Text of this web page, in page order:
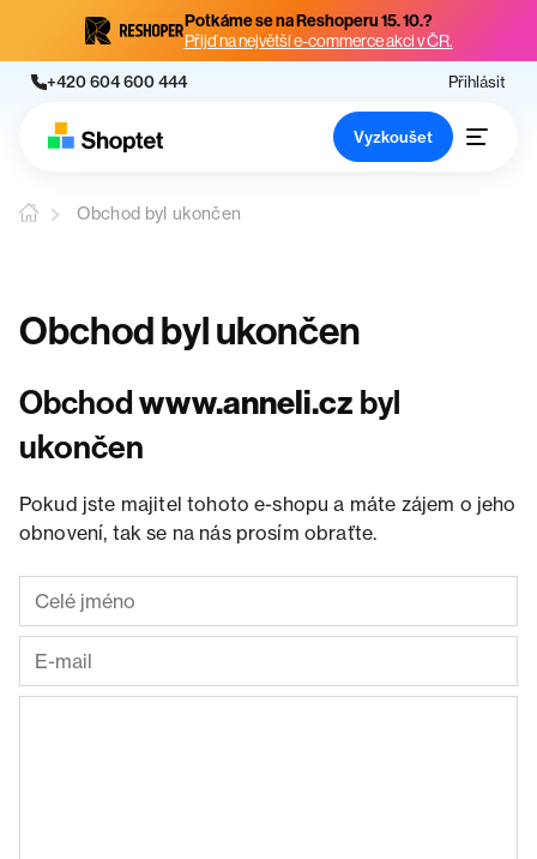
Potkáme se na Reshoperu 15. 10.?
Přijď na největší e-commerce akci v ČR.
+420 604 600 444 Přihlásit
Vyzkoušet
Obchod byl ukončen
Obchod byl ukončen
Obchodwww.anneli.cz byl
ukončen
Pokud jste majitel tohoto e-shopu a máte zájem o jeho
obnovení, tak se na nás prosím obraťte.